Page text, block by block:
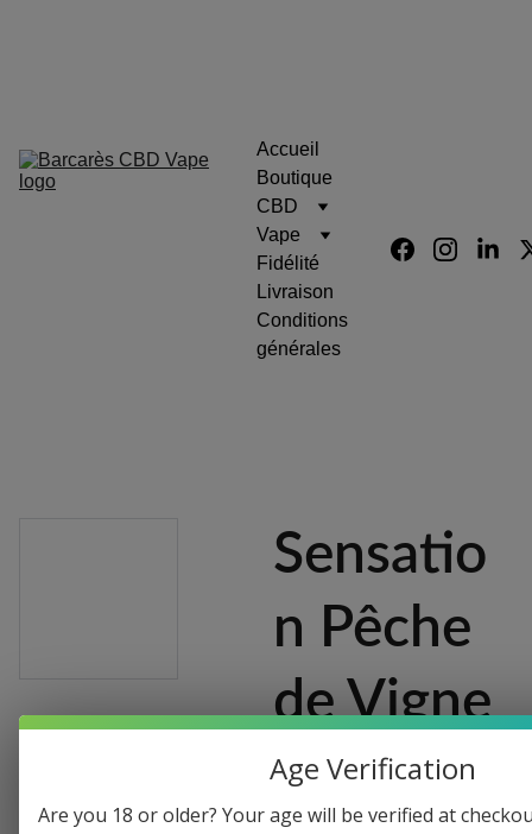
Accueil
Boutique
CBD
Vape
Fidélité
Livraison
Conditions
générales
Sensatio
n Pêche
de Vigne
E-liquide fruité
10 ml
Age Verification
Are you 18 or older? Your age will be verified at